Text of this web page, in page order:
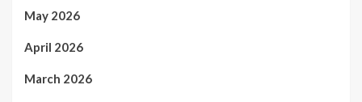
May 2026
April 2026
March 2026